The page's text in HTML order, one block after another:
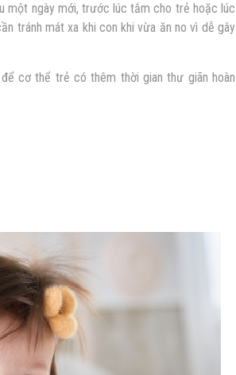
một ngày mới, trước lúc tắm cho trẻ hoặc lúc
tránh mát xa khi con khi vừa ăn no vì dễ gây
cơ thể trẻ có thêm thời gian thư giãn hoàn